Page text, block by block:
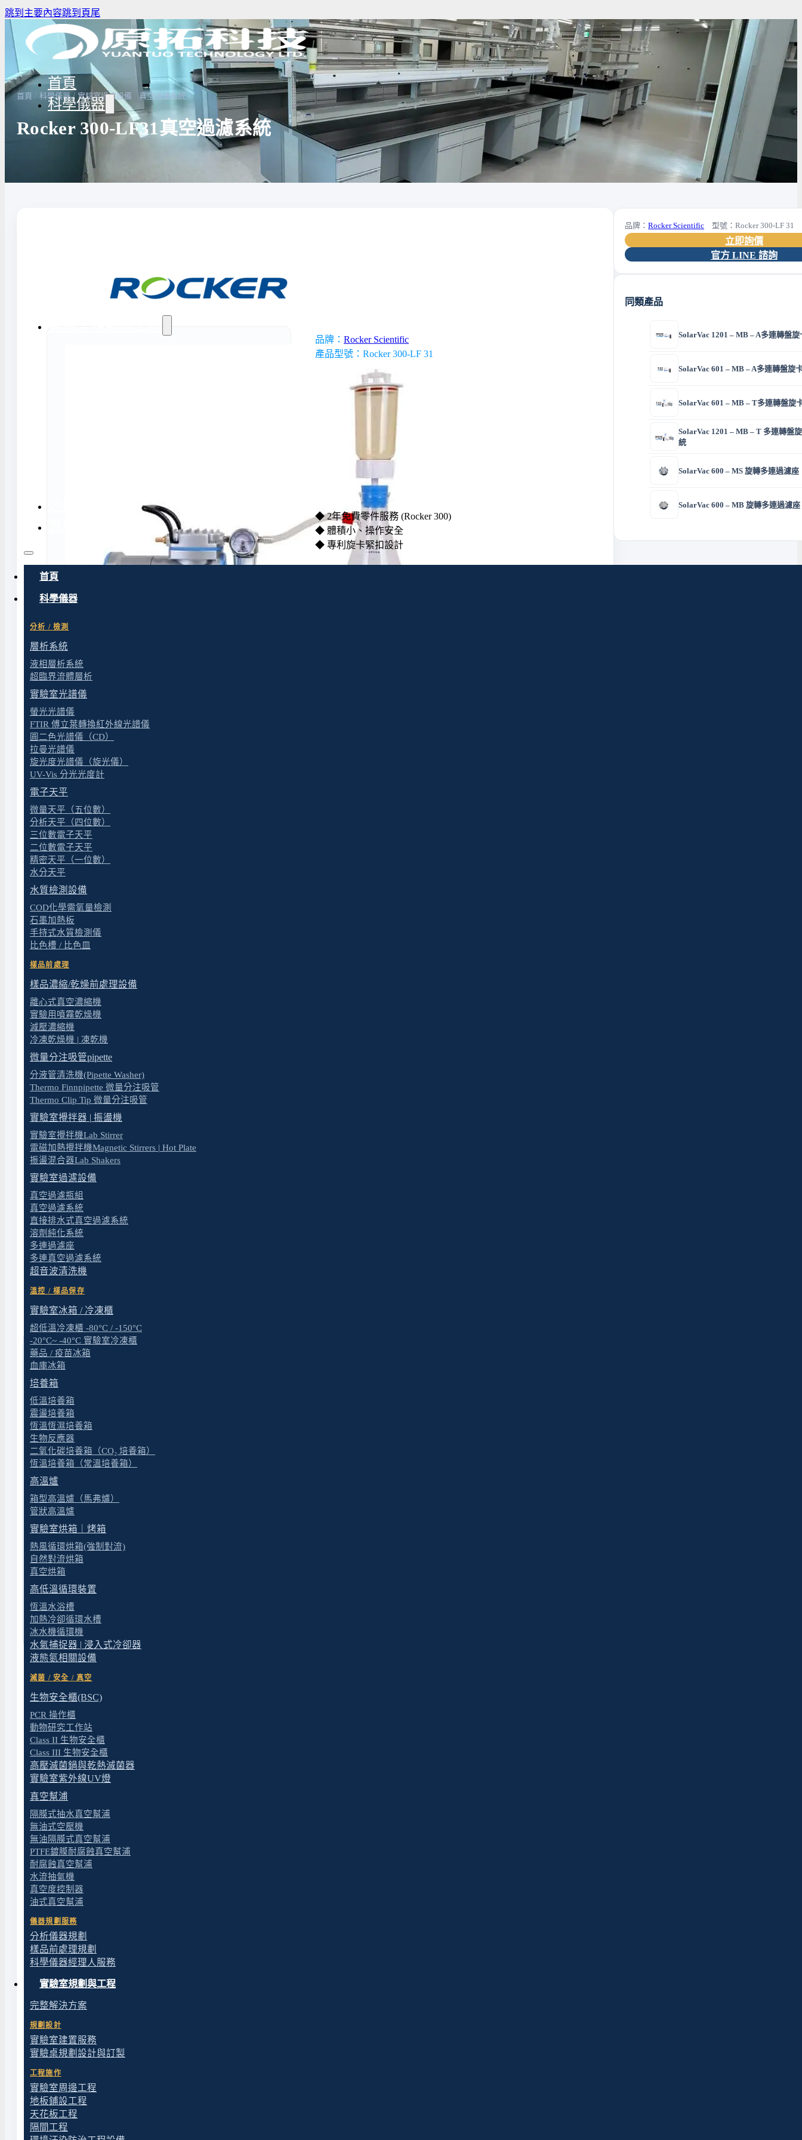
跳到主要內容跳到頁尾
首頁
科學儀器
首頁
科學儀器
分析 / 檢測
層析系統
液相層析系統
超臨界流體層析
實驗室光譜儀
螢光光譜儀
FTIR 傅立葉轉換紅外線光譜儀
圓二色光譜儀（CD）
拉曼光譜儀
旋光度光譜儀（旋光儀）
UV-Vis 分光光度計
電子天平
微量天平（五位數）
分析天平（四位數）
三位數電子天平
二位數電子天平
精密天平（一位數）
水分天平
水質檢測設備
COD化學需氧量檢測
石墨加熱板
手持式水質檢測儀
比色槽 / 比色皿
樣品前處理
樣品濃縮/乾燥前處理設備
離心式真空濃縮機
實驗用噴霧乾燥機
減壓濃縮機
冷凍乾燥機 | 凍乾機
微量分注吸管pipette
分液管清洗機(Pipette Washer)
Thermo Finnpipette 微量分注吸管
Thermo Clip Tip 微量分注吸管
實驗室攪拌器 | 振盪機
實驗室攪拌機Lab Stirrer
電磁加熱攪拌機Magnetic Stirrers | Hot Plate
振盪混合器Lab Shakers
實驗室過濾設備
真空過濾瓶組
真空過濾系統
直接排水式真空過濾系統
溶劑純化系統
多連過濾座
多連真空過濾系統
超音波清洗機
溫控 / 樣品保存
實驗室冰箱 / 冷凍櫃
超低溫冷凍櫃 -80°C / -150°C
-20°C~ -40°C 實驗室冷凍櫃
藥品 / 疫苗冰箱
血庫冰箱
培養箱
低溫培養箱
震盪培養箱
恆溫恆濕培養箱
生物反應器
二氧化碳培養箱（CO₂ 培養箱）
恆溫培養箱（常溫培養箱）
高溫爐
箱型高溫爐（馬弗爐）
管狀高溫爐
實驗室烘箱｜烤箱
熱風循環烘箱(強制對流)
自然對流烘箱
真空烘箱
高低溫循環裝置
恆溫水浴槽
加熱冷卻循環水槽
冰水機循環機
水氣捕捉器 | 浸入式冷卻器
液態氮相關設備
滅菌 / 安全 / 真空
生物安全櫃(BSC)
PCR 操作櫃
動物研究工作站
Class II 生物安全櫃
Class III 生物安全櫃
高壓滅菌鍋與乾熱滅菌器
實驗室紫外線UV燈
真空幫浦
隔膜式抽水真空幫浦
無油式空壓機
無油隔膜式真空幫浦
PTFE鍍膜耐腐蝕真空幫浦
耐腐蝕真空幫浦
水流抽氣機
真空度控制器
油式真空幫浦
儀器規劃服務
分析儀器規劃
樣品前處理規劃
科學儀器經理人服務
實驗室規劃與工程
完整解決方案
規劃設計
實驗室建置服務
實驗桌規劃設計與訂製
工程施作
實驗室周邊工程
地板鋪設工程
天花板工程
隔間工程
首頁 / 科學儀器 / 實驗室過濾設備 / 真空過濾系統
Rocker 300-LF31真空過濾系統
品牌： Rocker Scientific
產品型號：Rocker 300-LF 31
◆ 2年免費零件服務 (Rocker 300)
◆ 體積小、操作安全
◆ 專利旋卡緊扣設計
特色
規格
產品特色
◆ 無汙染、免保養
Rocker 系列真空幫浦利用活塞作動原理，不需使用油來潤滑，因此不需定期添油保養，也無油霧汙染的問題。
◆ 專利旋卡緊扣設計
Rocker 300 – LF31 使用的過濾瓶組採用洛科專利
◆浮球防溢保護裝置
Rocker 300 – LF31 使用的真空幫浦和接收瓶皆具防溢保護裝置，當液位上升觸及浮標時，浮標會上升而頂住氣體管路，以防止液滿被
抽到幫浦內。
◆ 進氣過濾裝置
Rocker 系列真空幫浦每個機種在進氣口均裝有濾芯，可過濾粉塵、水氣，以淨化進氣，延長汽缸及活塞的使用年限。
◆ PES 高等工程塑膠製作
接收瓶組採用聚醚砜(PES)工程塑膠射出成型，產品耐衝擊能力強、且可耐高溫(180℃)，能直接使用高溫高壓滅菌。
◆ 過濾漏斗杯蓋
標準配附過濾漏斗蓋，可以幫助您做更多微生物檢驗的實驗。
◆ 專利濾膜墊片導流設計
濾膜墊片專利的導流設計，可大幅增進過濾速率，讓您花更少的時間就完成實驗。
◆ 抽氣瓶固定吸盤
獨創抽氣瓶固定吸盤可加強防止不小心碰撞而造成接收瓶傾倒 。
◆ 快速排水設計
特製的排水設計，不需要拆裝就可以排放廢液。
產品定位與適用情境
Rocker 300-LF31 真空過濾系統採用 Rocker 300 無油式真空幫浦,搭配 LF31 過濾瓶組與高壓矽膠管。幫浦以活塞作動、不需使用潤滑
油,免去定期添油保養,也沒有油霧汙染;系統具備進氣過濾裝置、浮球防溢保護、專利旋卡緊扣設計,過濾漏斗採用 PES 高等工程塑膠,
並有專利濾膜墊片導流與快速排水設計。Rocker 300-LF31 適合水系樣品的標準化過濾,尤其是微生物檢測與一般實驗室真空過濾。
詳細規格請參閱本頁「規格」分頁。報價與客製化評估請洽原拓科技。
適合什麼應用
微生物檢測的樣品過濾
把水樣或液體樣品過濾,讓微生物截留在濾膜上、再移到培養基培養,是微生物總菌落數計數的常見前處理。
一般實驗室真空過濾
需要去除水相樣品中顆粒、做澄清過濾的場合,Rocker 300-LF31 配套出貨、操作直覺。
需要頻繁排放廢液的流程
快速排水設計讓抽氣瓶內的廢液排放更便利,對連續過濾多個樣品、需要頻繁清空收集瓶的流程比較順手。
免添油保養的無油作業
活塞式無油幫浦不需用油潤滑,免去定期添油保養,也沒有油霧汙染。各類真空驅動的差異可參考
不適合的應用
如果要過濾的是甲醇、乙腈等有機溶劑,系統材質需具備溶劑相容性,應改用
會成為流程瓶頸,建議改用
品牌： Rocker Scientific 型號：Rocker 300-LF 31
立即詢價
官方 LINE 諮詢
同類產品
SolarVac 1201 – MB – A多連轉盤
SolarVac 601 – MB – A多連轉盤旋
SolarVac 601 – MB – T多連轉盤旋
SolarVac 1201 – MB – T 多連轉盤
統
SolarVac 600 – MS 旋轉多連過濾座
SolarVac 600 – MB 旋轉多連過濾座